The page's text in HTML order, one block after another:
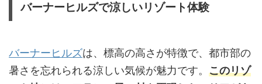
バーナーヒルズで涼しいリゾート体験
バーナーヒルズは、標高の高さが特徴で、都市部の
暑さを忘れられる涼しい気候が魅力です。 このリゾ